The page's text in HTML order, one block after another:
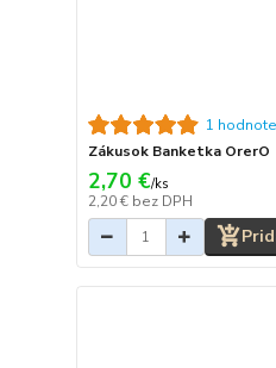
1
Zákusok Banketka OrerO
2,70 €/ks
2,20 € bez DPH